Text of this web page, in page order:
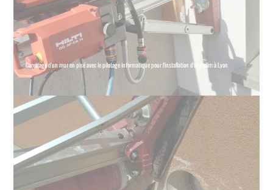
Carottage d'un mur en pisé avec le pilotage informatique pour l'installation d'une clim à Lyon